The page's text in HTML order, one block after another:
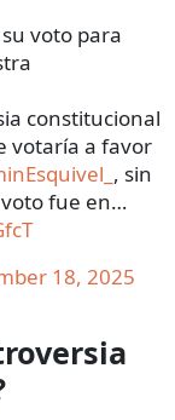
voto para
constitucional
votaría a favor
, sin
fue en…
18, 2025